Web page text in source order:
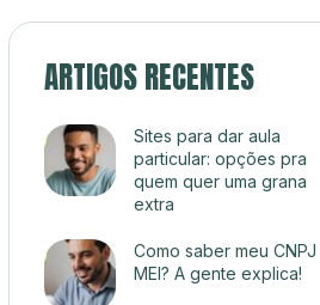
ARTIGOS RECENTES
Sites para dar aula
particular: opções pra
quem quer uma grana
extra
Como saber meu CNPJ
MEI? A gente explica!